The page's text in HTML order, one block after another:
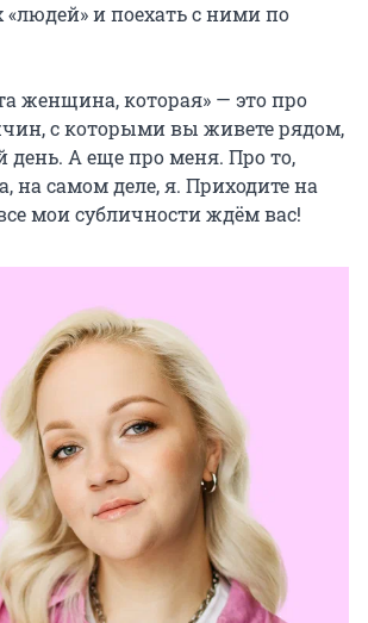
«людей» и поехать с ними по
женщина, которая» — это про
с которыми вы живете рядом,
А еще про меня. Про то,
на самом деле, я. Приходите на
мои субличности ждём вас!